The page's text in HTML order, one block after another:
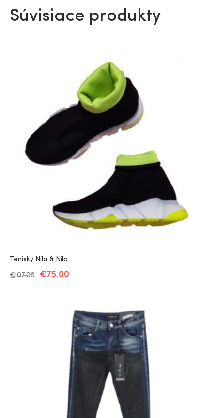
Súvisiace produkty
Tenisky Nila & Nila
€107.00 €75.00